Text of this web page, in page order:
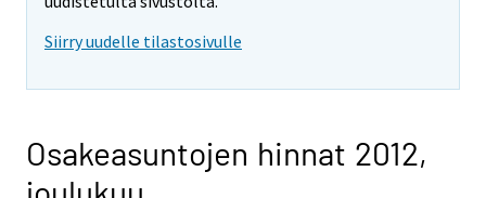
Siirry uudelle tilastosivulle
Osakeasuntojen hinnat 2012,